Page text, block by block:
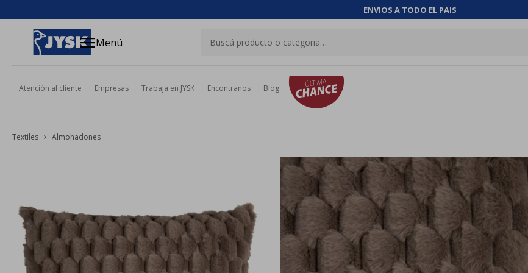
ENVIOS A TODO EL PAIS
menuMenú
Atención al cliente Empresas Trabaja en JYSK Encontranos Blog
Textiles Almohadones
close